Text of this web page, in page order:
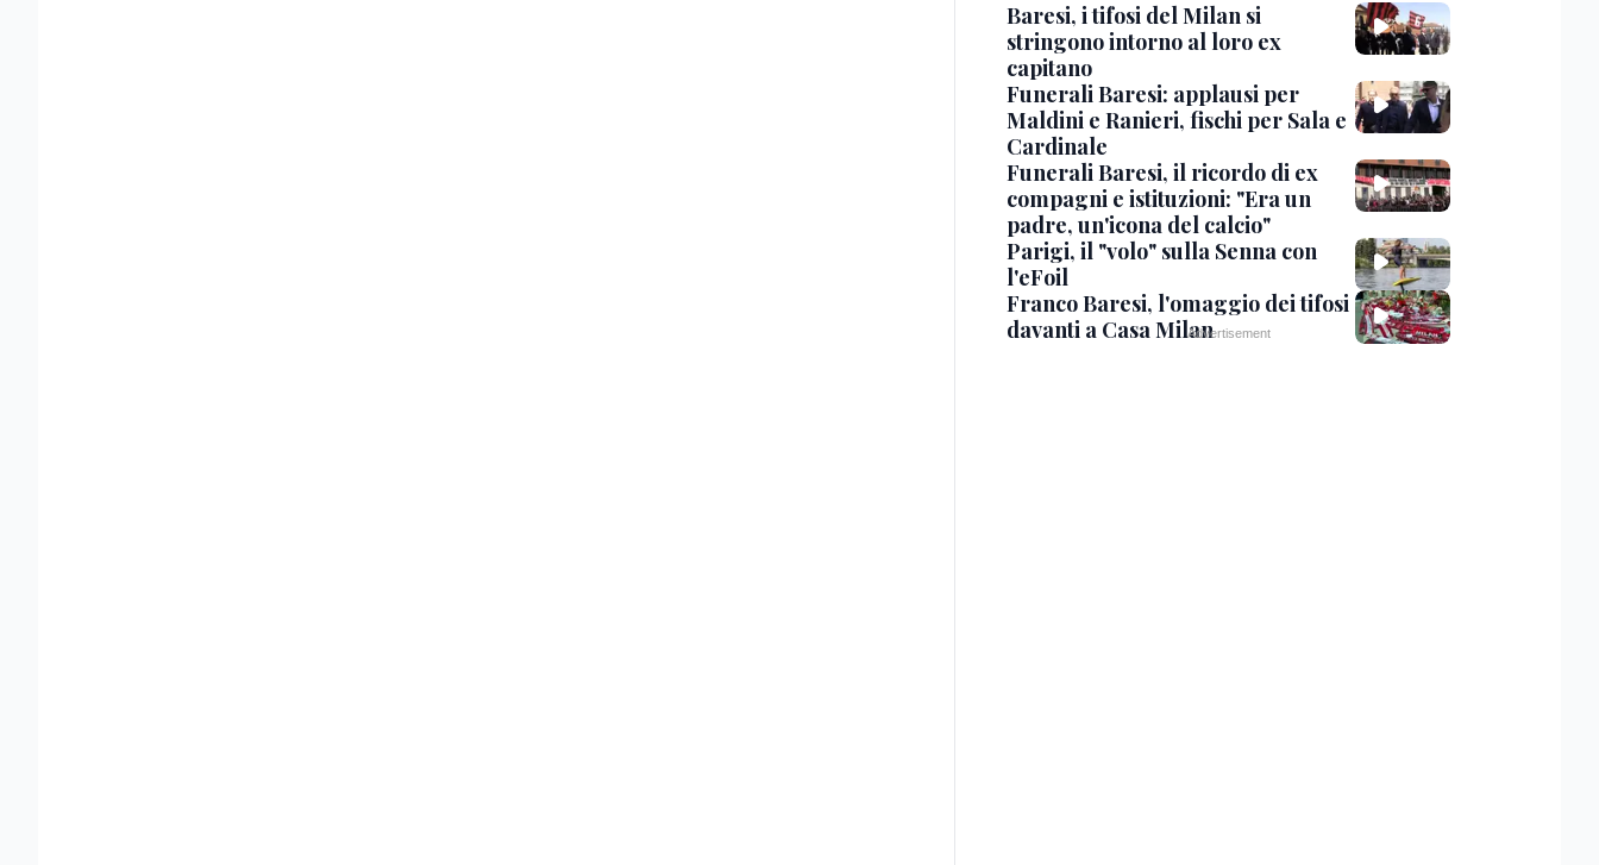
Baresi, i tifosi del Milan si
stringono intorno al loro ex
capitano
Funerali Baresi: applausi per
Maldini e Ranieri, fischi per Sala e
Cardinale
Funerali Baresi, il ricordo di ex
compagni e istituzioni: "Era un
padre, un'icona del calcio"
Parigi, il "volo" sulla Senna con
l'eFoil
Franco Baresi, l'omaggio dei tifosi
davanti a Casa Milan